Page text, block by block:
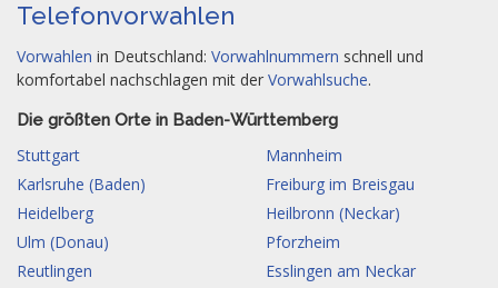
Telefonvorwahlen
Vorwahlen in Deutschland: Vorwahlnummern schnell und
komfortabel nachschlagen mit der Vorwahlsuche.
Die größten Orte in Baden-Württemberg
Stuttgart
Mannheim
Karlsruhe (Baden)
Freiburg im Breisgau
Heidelberg
Heilbronn (Neckar)
Ulm (Donau)
Pforzheim
Reutlingen
Esslingen am Neckar